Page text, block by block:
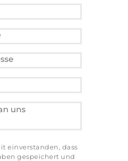
einverstanden, dass
gespeichert und